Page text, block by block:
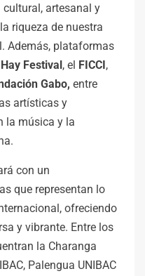
artesanal y
riqueza de nuestra
Además, plataformas
Hay Festival, el FICCI,
Gabo, entre
artísticas y
la música y la
con un
que representan lo
ofreciendo
y vibrante. Entre los
la Charanga
Palengua UNIBAC